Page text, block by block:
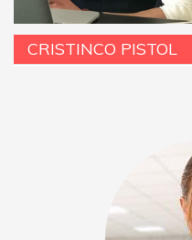
CRISTINCO PISTOL